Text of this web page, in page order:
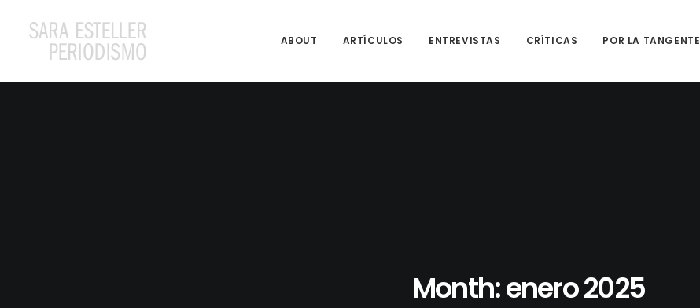
ABOUT ARTÍCULOS ENTREVISTAS CRÍTICAS POR LA TANGENTE
Month: enero 2025